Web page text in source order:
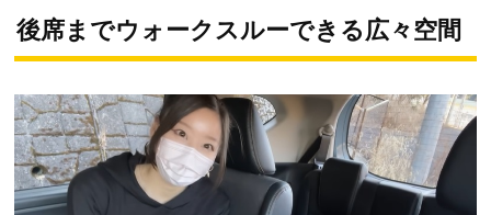
後席までウォークスルーできる広々空間